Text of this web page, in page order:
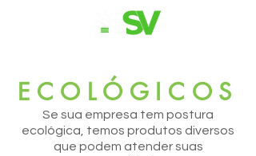
ECOLÓGICOS
Se sua empresa tem postura
ecológica, temos produtos diversos
que podem atender suas